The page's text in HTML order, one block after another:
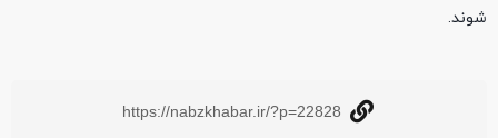
شوند.
https://nabzkhabar.ir/?p=22828